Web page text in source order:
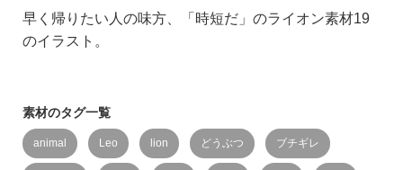
早く帰りたい人の味方、「時短だ」のライオン素材19
のイラスト。
素材のタグ一覧
animal Leo lion どうぶつ ブチギレ